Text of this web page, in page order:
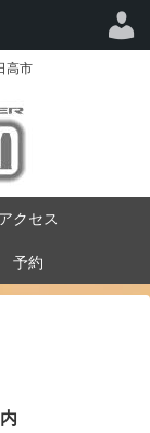
高市
アクセス
予約